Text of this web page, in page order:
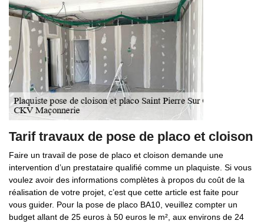
Tarif travaux de pose de placo et cloison
Faire un travail de pose de placo et cloison demande une
intervention d’un prestataire qualifié comme un plaquiste. Si vous
voulez avoir des informations complètes à propos du coût de la
réalisation de votre projet, c’est que cette article est faite pour
vous guider. Pour la pose de placo BA10, veuillez compter un
budget allant de 25 euros à 50 euros le m², aux environs de 24